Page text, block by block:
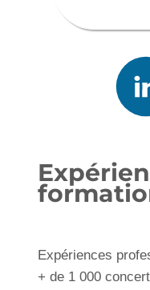
Expériences
+ de 1 000